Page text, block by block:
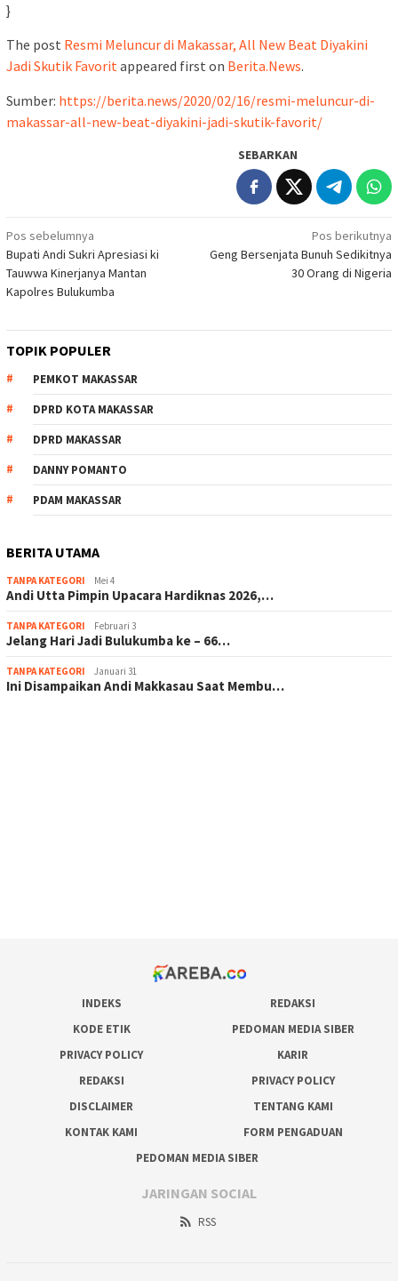
}
The post Resmi Meluncur di Makassar, All New Beat Diyakini
Jadi Skutik Favoritappeared first on Berita.News.
Sumber: https://berita.news/2020/02/16/resmi-meluncur-di-
makassar-all-new-beat-diyakini-jadi-skutik-favorit/
SEBARKAN
Navigasi
pos
Pos sebelumnya
Bupati Andi Sukri Apresiasi ki
Tauwwa Kinerjanya Mantan
Kapolres Bulukumba
Pos berikutnya
Geng Bersenjata Bunuh Sedikitnya
30 Orang di Nigeria
TOPIK POPULER
PEMKOT MAKASSAR
DPRD KOTA MAKASSAR
DPRD MAKASSAR
DANNY POMANTO
PDAM MAKASSAR
BERITA UTAMA
TANPA KATEGORI Mei 4
Andi Utta Pimpin Upacara Hardiknas 2026,…
TANPA KATEGORI Februari 3
Jelang Hari Jadi Bulukumba ke – 66…
TANPA KATEGORI Januari 31
Ini Disampaikan Andi Makkasau Saat Membu…
INDEKS
REDAKSI
KODE ETIK
PEDOMAN MEDIA SIBER
PRIVACY POLICY
KARIR
REDAKSI
PRIVACY POLICY
DISCLAIMER
TENTANG KAMI
KONTAK KAMI
FORM PENGADUAN
PEDOMAN MEDIA SIBER
JARINGAN SOCIAL
RSS